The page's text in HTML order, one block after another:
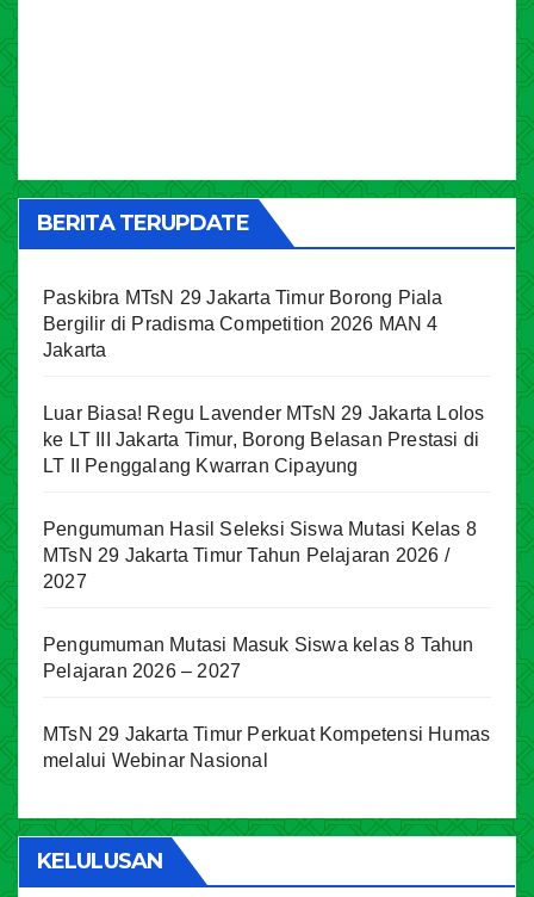
BERITA TERUPDATE
Paskibra MTsN 29 Jakarta Timur Borong Piala
Bergilir di Pradisma Competition 2026 MAN 4
Jakarta
Luar Biasa! Regu Lavender MTsN 29 Jakarta Lolos
ke LT III Jakarta Timur, Borong Belasan Prestasi di
LT II Penggalang Kwarran Cipayung
Pengumuman Hasil Seleksi Siswa Mutasi Kelas 8
MTsN 29 Jakarta Timur Tahun Pelajaran 2026 /
2027
Pengumuman Mutasi Masuk Siswa kelas 8 Tahun
Pelajaran 2026 – 2027
MTsN 29 Jakarta Timur Perkuat Kompetensi Humas
melalui Webinar Nasional
KELULUSAN